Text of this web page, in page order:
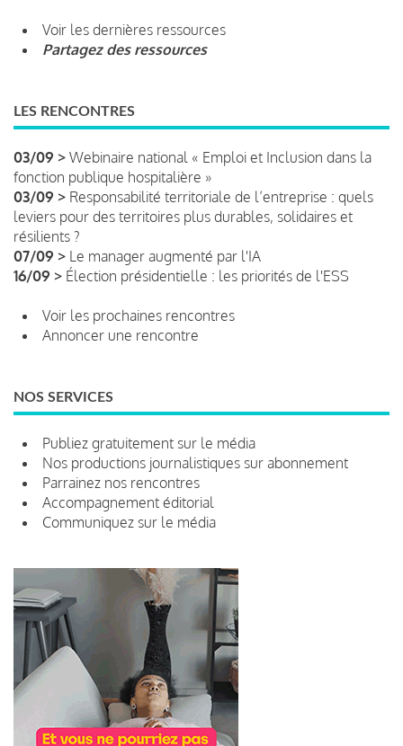
Voir les dernières ressources
Partagez des ressources
LES RENCONTRES
03/09 > Webinaire national « Emploi et Inclusion dans la
fonction publique hospitalière »
03/09 > Responsabilité territoriale de l’entreprise : quels
leviers pour des territoires plus durables, solidaires et
résilients ?
07/09 > Le manager augmenté par l'IA
16/09 > Élection présidentielle : les priorités de l'ESS
Voir les prochaines rencontres
Annoncer une rencontre
NOS SERVICES
Publiez gratuitement sur le média
Nos productions journalistiques sur abonnement
Parrainez nos rencontres
Accompagnement éditorial
Communiquez sur le média